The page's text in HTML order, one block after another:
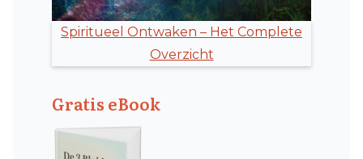
Spiritueel Ontwaken – Het Complete
Overzicht
Gratis eBook